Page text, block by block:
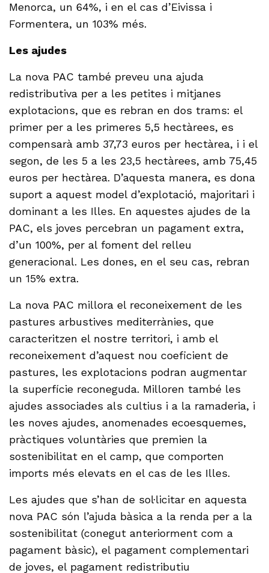
Menorca, un 64%, i en el cas d’Eivissa i
Formentera, un 103% més.
Les ajudes
La nova PAC també preveu una ajuda
redistributiva per a les petites i mitjanes
explotacions, que es rebran en dos trams: el
primer per a les primeres 5,5 hectàrees, es
compensarà amb 37,73 euros per hectàrea, i i el
segon, de les 5 a les 23,5 hectàrees, amb 75,45
euros per hectàrea. D’aquesta manera, es dona
suport a aquest model d’explotació, majoritari i
dominant a les Illes. En aquestes ajudes de la
PAC, els joves percebran un pagament extra,
d’un 100%, per al foment del relleu
generacional. Les dones, en el seu cas, rebran
un 15% extra.
La nova PAC millora el reconeixement de les
pastures arbustives mediterrànies, que
caracteritzen el nostre territori, i amb el
reconeixement d’aquest nou coeficient de
pastures, les explotacions podran augmentar
la superfície reconeguda. Milloren també les
ajudes associades als cultius i a la ramaderia, i
les noves ajudes, anomenades ecoesquemes,
pràctiques voluntàries que premien la
sostenibilitat en el camp, que comporten
imports més elevats en el cas de les Illes.
Les ajudes que s’han de sol·licitar en aquesta
nova PAC són l’ajuda bàsica a la renda per a la
sostenibilitat (conegut anteriorment com a
pagament bàsic), el pagament complementari
de joves, el pagament redistributiu